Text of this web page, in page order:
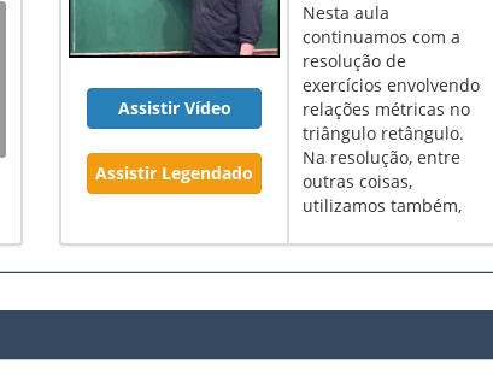
Assistir Vídeo
Assistir Legendado
Nesta aula
continuamos com a
resolução de
exercícios envolvendo
relações métricas no
triângulo retângulo.
Na resolução, entre
outras coisas,
utilizamos também,
Interna.